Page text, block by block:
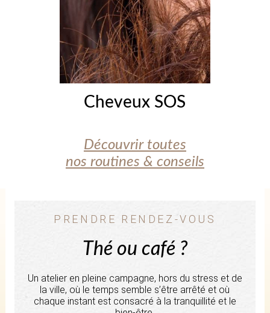
Cheveux SOS
Découvrir toutes
nos routines & conseils
PRENDRE RENDEZ-VOUS
Thé ou café ?
Un atelier en pleine campagne, hors du stress et de
la ville, où le temps semble s’être arrêté et où
chaque instant est consacré à la tranquillité et le